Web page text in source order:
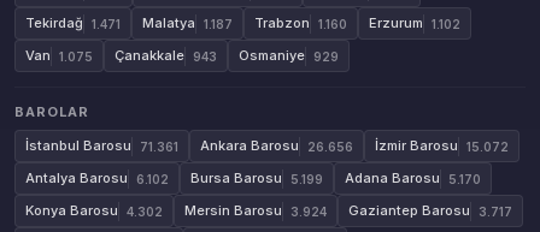
Tekirdağ 1.471 Malatya 1.187 Trabzon 1.160 Erzurum 1.102
Van 1.075 Çanakkale 943 Osmaniye 929
BAROLAR
İstanbul Barosu
71.361 Ankara Barosu 26.656 İzmir Barosu 15.072
Antalya Barosu 6.102 Bursa Barosu 5.199 Adana Barosu 5.170
Konya Barosu 4.302 Mersin Barosu 3.924 Gaziantep Barosu 3.717